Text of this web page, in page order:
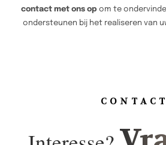
contact met ons op om te
ondersteunen bij het realiseren van
CONTACT